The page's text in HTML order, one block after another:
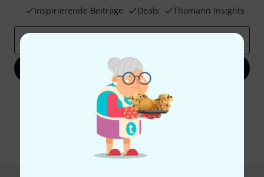
Inspirierende Beiträge
Deals Thomann Insights
Jetzt anmelden
Mit Klick auf „Jetzt anmelden“ stimmen Sie dem Erhalt von E-Mail-
Werbung und einer Messung des E-Mail-Nutzungsverhaltens zu. Die
Abmeldung ist jederzeit möglich. Weitere Informationen finden Sie in
Datenschutzhinweisen
* Pflichtfeld